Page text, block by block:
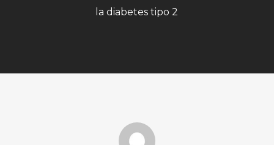
la diabetes tipo 2